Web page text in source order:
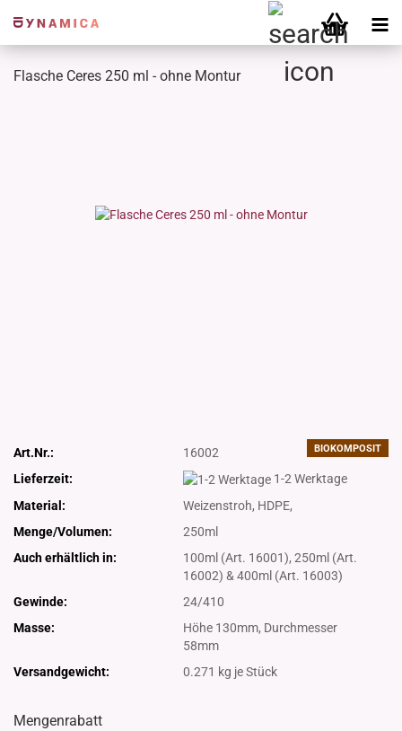
Flasche Ceres 250 ml - ohne Montur
BIOKOMPOSIT
Art.Nr.:
16002
Lieferzeit:
1-2 Werktage
Material:
Weizenstroh, HDPE,
Menge/Volumen:
250ml
Auch erhältlich in:
100ml (Art. 16001), 250ml (Art.
16002) & 400ml (Art. 16003)
Gewinde:
24/410
Masse:
Höhe 130mm, Durchmesser
58mm
Versandgewicht:
0.271 kg je Stück
Mengenrabatt